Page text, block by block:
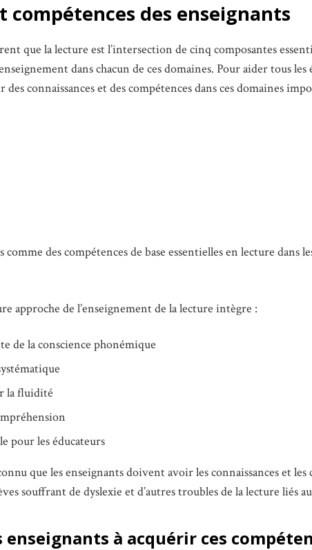
compétences des enseignants
que la lecture est l’intersection de cinq composantes
dans chacun de ces domaines. Pour aider tous les
connaissances et des compétences dans ces domaines
comme des compétences de base essentielles en lecture dans
approche de l’enseignement de la lecture intègre :
de la conscience phonémique
la fluidité
pour les éducateurs
que les enseignants doivent avoir les connaissances et les
souffrant de dyslexie et d’autres troubles de la lecture liés
à acquérir ces